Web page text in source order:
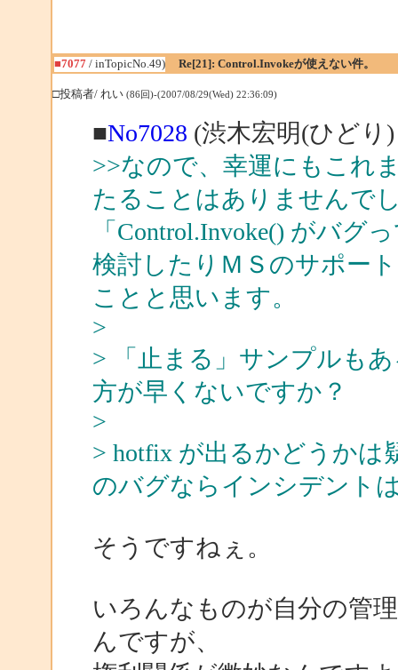
■7077/ inTopicNo.49) Re[21]: Control.Invokeが使えない件。
□投稿者/ れい (86回)-(2007/08/29(Wed) 22:36:09)
■No7028 (渋木宏明(ひどり
>>なので、幸運にもこれ
たることはありませんで
「Control.Invoke() がバグ
検討したりＭＳのサポー
ことと思います。
>
> 「止まる」サンプルも
方が早くないですか？
>
> hotfix が出るかどうかは
のバグならインシデント
そうですねぇ。
いろんなものが自分の管
んですが、